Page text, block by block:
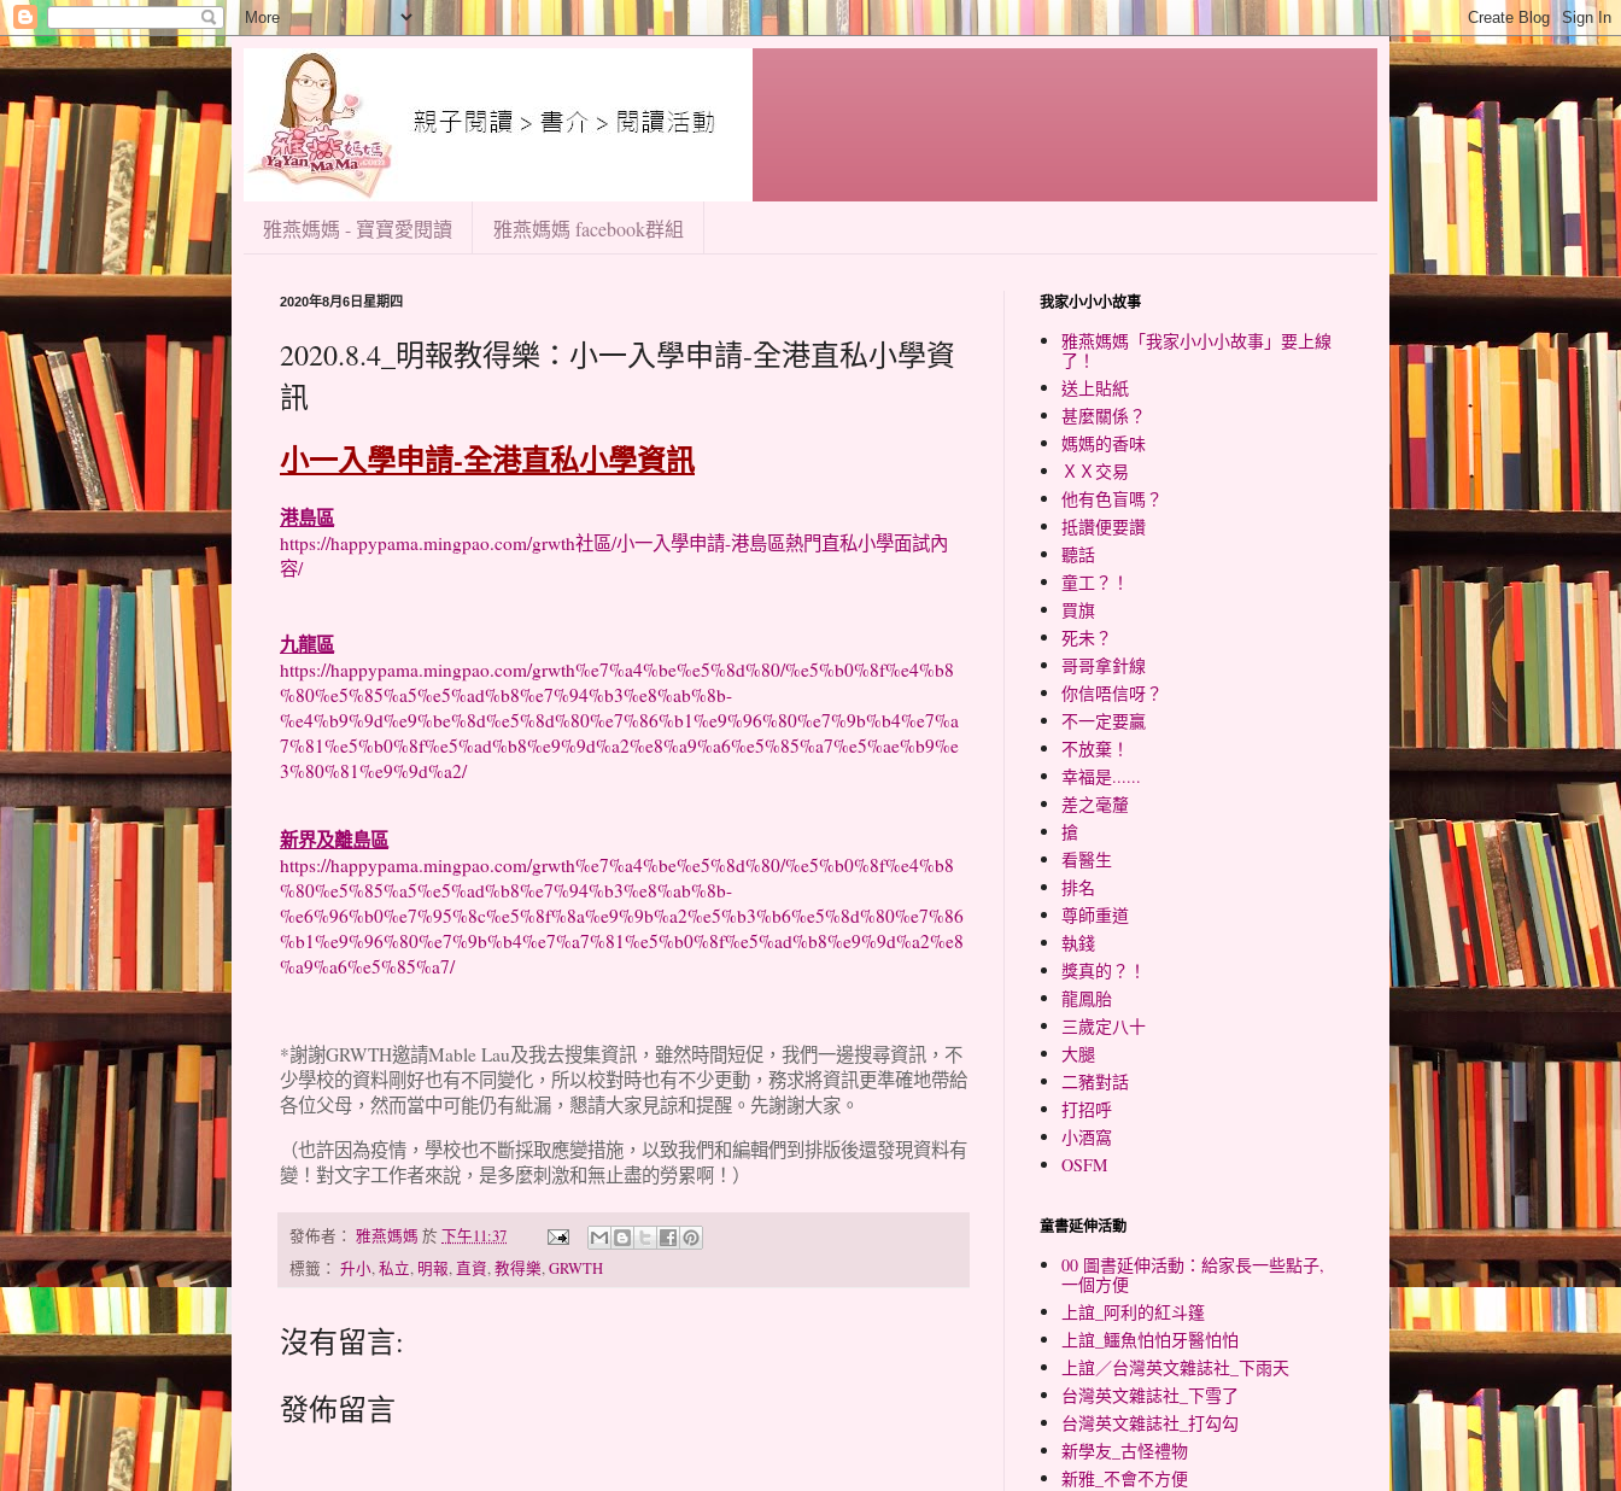
雅燕媽媽 - 寶寶愛閱讀 雅燕媽媽 facebook群組
2020年8月6日星期四
2020.8.4_明報教得樂：小一入學申請-全港直私小學資
訊
小一入學申請-全港直私小學資訊
港島區
https://happypama.mingpao.com/grwth社區/小一入學申請-港島區熱門直私小學面試內
容/
九龍區
https://happypama.mingpao.com/grwth%e7%a4%be%e5%8d%80/%e5%b0%8f%e4%b8
%80%e5%85%a5%e5%ad%b8%e7%94%b3%e8%ab%8b-
%e4%b9%9d%e9%be%8d%e5%8d%80%e7%86%b1%e9%96%80%e7%9b%b4%e7%a
7%81%e5%b0%8f%e5%ad%b8%e9%9d%a2%e8%a9%a6%e5%85%a7%e5%ae%b9%e
3%80%81%e9%9d%a2/
新界及離島區
https://happypama.mingpao.com/grwth%e7%a4%be%e5%8d%80/%e5%b0%8f%e4%b8
%80%e5%85%a5%e5%ad%b8%e7%94%b3%e8%ab%8b-
%e6%96%b0%e7%95%8c%e5%8f%8a%e9%9b%a2%e5%b3%b6%e5%8d%80%e7%86
%b1%e9%96%80%e7%9b%b4%e7%a7%81%e5%b0%8f%e5%ad%b8%e9%9d%a2%e8
%a9%a6%e5%85%a7/
*謝謝GRWTH邀請Mable Lau及我去搜集資訊，雖然時間短促，我們一邊搜尋資訊，不
少學校的資料剛好也有不同變化，所以校對時也有不少更動，務求將資訊更準確地帶給
各位父母，然而當中可能仍有紕漏，懇請大家見諒和提醒。先謝謝大家。
（也許因為疫情，學校也不斷採取應變措施，以致我們和編輯們到排版後還發現資料有
變！對文字工作者來說，是多麼刺激和無止盡的勞累啊！）
發佈者： 雅燕媽媽 於 下午11:37
標籤： 升小,私立, 明報, 直資,教得樂,GRWTH
沒有留言:
發佈留言
我家小小小故事
雅燕媽媽「我家小小小故事」要上線
了！
送上貼紙
甚麼關係？
媽媽的香味
ＸＸ交易
他有色盲嗎？
抵讚便要讚
聽話
童工？！
買旗
死未？
哥哥拿針線
你信唔信呀？
不一定要贏
不放棄！
幸福是......
差之毫釐
搶
看醫生
排名
尊師重道
執錢
獎真的？！
龍鳳胎
三歲定八十
大腿
二豬對話
打招呼
小酒窩
OSFM
童書延伸活動
00 圖書延伸活動：給家長一些點子,
一個方便
上誼_阿利的紅斗篷
上誼_鱷魚怕怕牙醫怕怕
上誼／台灣英文雜誌社_下雨天
台灣英文雜誌社_下雪了
台灣英文雜誌社_打勾勾
新學友_古怪禮物
新雅_不會不方便